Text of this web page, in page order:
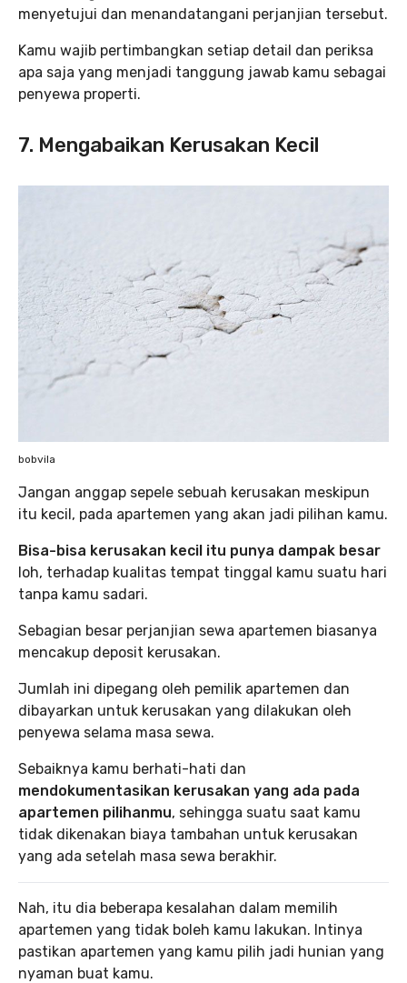
menyetujui dan menandatangani perjanjian tersebut.
Kamu wajib pertimbangkan setiap detail dan periksa
apa saja yang menjadi tanggung jawab kamu sebagai
penyewa properti.
7. Mengabaikan Kerusakan Kecil
bobvila
Jangan anggap sepele sebuah kerusakan meskipun
itu kecil, pada apartemen yang akan jadi pilihan kamu.
Bisa-bisa kerusakan kecil itu punya dampak besar
loh, terhadap kualitas tempat tinggal kamu suatu hari
tanpa kamu sadari.
Sebagian besar perjanjian sewa apartemen biasanya
mencakup deposit kerusakan.
Jumlah ini dipegang oleh pemilik apartemen dan
dibayarkan untuk kerusakan yang dilakukan oleh
penyewa selama masa sewa.
Sebaiknya kamu berhati-hati dan
mendokumentasikan kerusakan yang ada pada
apartemen pilihanmu, sehingga suatu saat kamu
tidak dikenakan biaya tambahan untuk kerusakan
yang ada setelah masa sewa berakhir.
Nah, itu dia beberapa kesalahan dalam memilih
apartemen yang tidak boleh kamu lakukan. Intinya
pastikan apartemen yang kamu pilih jadi hunian yang
nyaman buat kamu.